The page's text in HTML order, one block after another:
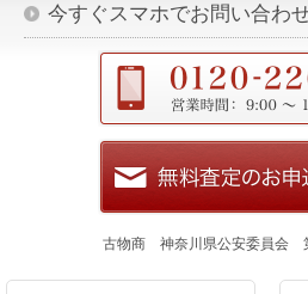
今すぐスマホでお問い合わ
古物商 神奈川県公安委員会